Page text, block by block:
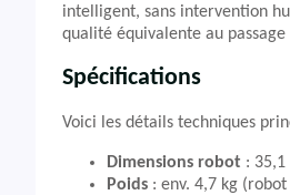
intelligent, sans intervention
qualité équivalente au passage
Spécifications
Voici les détails techniques
Dimensions robot : 35,1
Poids : env. 4,7 kg (robot